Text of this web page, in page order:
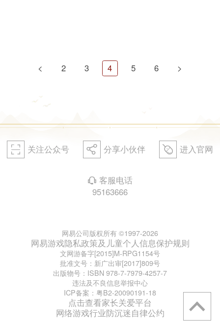
2 3 4 5 6
򰀁 关注公众号 򰀂 分享小伙伴 򰀄 进入官网
򰀃 客服电话
95163666
网易公司版权所有 ©1997-2026
网易游戏隐私政策及儿童个人信息保护规则
文网游备字[2015]M-RPG1154号
批准文号：新广出审[2017]809号
出版物号：ISBN 978-7-7979-4257-7
违法及不良信息举报中心
ICP备案：粤B2-20090191-18
点击查看家长关爱平台
网络游戏行业防沉迷自律公约